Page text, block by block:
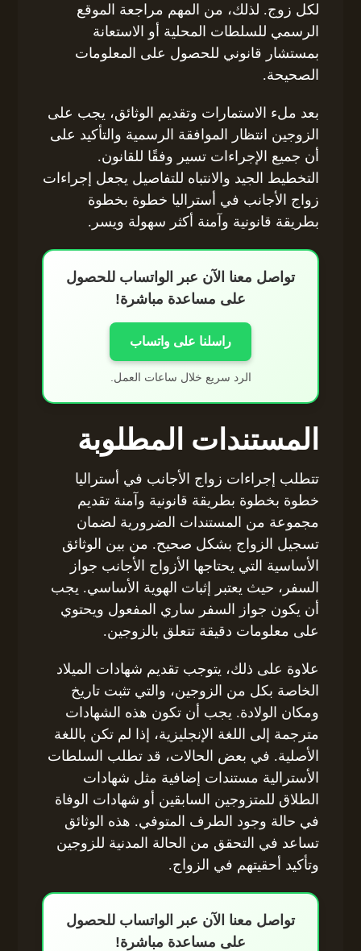
لكل زوج. لذلك، من المهم مراجعة الموقع
الرسمي للسلطات المحلية أو الاستعانة
بمستشار قانوني للحصول على المعلومات
الصحيحة.
بعد ملء الاستمارات وتقديم الوثائق، يجب على
الزوجين انتظار الموافقة الرسمية والتأكيد على
أن جميع الإجراءات تسير وفقًا للقانون.
التخطيط الجيد والانتباه للتفاصيل يجعل إجراءات
زواج الأجانب في أستراليا خطوة بخطوة
بطريقة قانونية وآمنة أكثر سهولة ويسر.
تواصل معنا الآن عبر الواتساب للحصول
على مساعدة مباشرة!
راسلنا على واتساب
الرد سريع خلال ساعات العمل.
المستندات المطلوبة
تتطلب إجراءات زواج الأجانب في أستراليا
خطوة بخطوة بطريقة قانونية وآمنة تقديم
مجموعة من المستندات الضرورية لضمان
تسجيل الزواج بشكل صحيح. من بين الوثائق
الأساسية التي يحتاجها الأزواج الأجانب جواز
السفر، حيث يعتبر إثبات الهوية الأساسي. يجب
أن يكون جواز السفر ساري المفعول ويحتوي
على معلومات دقيقة تتعلق بالزوجين.
علاوة على ذلك، يتوجب تقديم شهادات الميلاد
الخاصة بكل من الزوجين، والتي تثبت تاريخ
ومكان الولادة. يجب أن تكون هذه الشهادات
مترجمة إلى اللغة الإنجليزية، إذا لم تكن باللغة
الأصلية. في بعض الحالات، قد تطلب السلطات
الأسترالية مستندات إضافية مثل شهادات
الطلاق للمتزوجين السابقين أو شهادات الوفاة
في حالة وجود الطرف المتوفي. هذه الوثائق
تساعد في التحقق من الحالة المدنية للزوجين
وتأكيد أحقيتهم في الزواج.
تواصل معنا الآن عبر الواتساب للحصول
على مساعدة مباشرة!